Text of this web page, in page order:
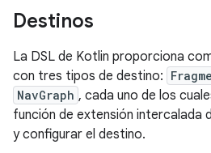
Destinos
La DSL de Kotlin proporciona
con tres tipos de destino:
NavGraph , cada uno de los
función de extensión intercalada
y configurar el destino.